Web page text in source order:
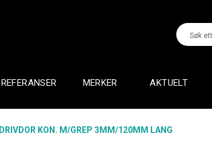
REFERANSER MERKER AKTUELT
DRIVDOR KON. M/GREP 3MM/120MM LANG